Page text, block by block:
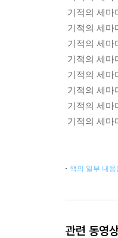
기적의 세마
기적의 세마
기적의 세마
기적의 세마
기적의 세마
기적의 세마
기적의 세마
기적의 세마
책의 일부 내
관련 동영